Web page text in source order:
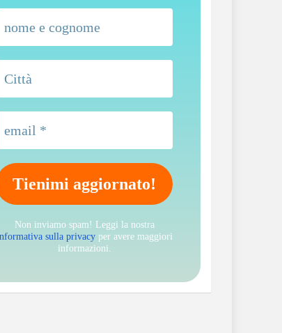
Non inviamo spam! Leggi la nostra
sulla privacy per avere maggiori
informazioni.